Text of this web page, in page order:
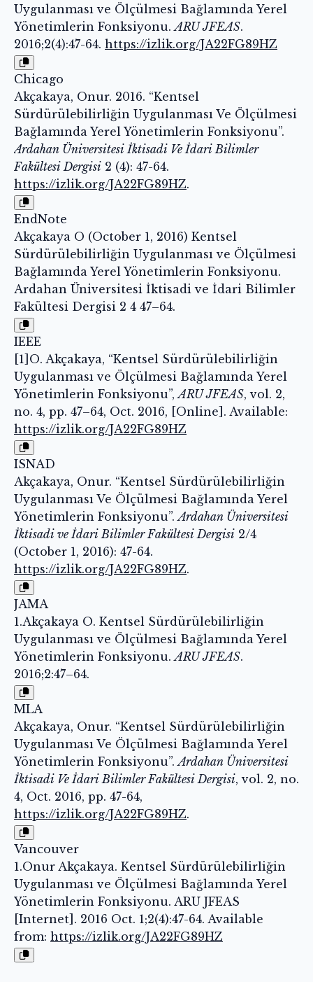
Uygulanması ve Ölçülmesi Bağlamında Yerel
Yönetimlerin Fonksiyonu.ARU JFEAS.
2016;2(4):47-64. https://izlik.org/JA22FG89HZ
Chicago
Akçakaya, Onur. 2016. “Kentsel
Sürdürülebilirliğin Uygulanması Ve Ölçülmesi
Bağlamında Yerel Yönetimlerin Fonksiyonu”.
Ardahan Üniversitesi İktisadi Ve İdari Bilimler
Fakültesi Dergisi 2 (4): 47-64.
https://izlik.org/JA22FG89HZ.
EndNote
Akçakaya O (October 1, 2016) Kentsel
Sürdürülebilirliğin Uygulanması ve Ölçülmesi
Bağlamında Yerel Yönetimlerin Fonksiyonu.
Ardahan Üniversitesi İktisadi ve İdari Bilimler
Fakültesi Dergisi 2 4 47–64.
IEEE
[1]O. Akçakaya, “Kentsel Sürdürülebilirliğin
Uygulanması ve Ölçülmesi Bağlamında Yerel
Yönetimlerin Fonksiyonu”,ARU JFEAS, vol. 2,
no. 4, pp. 47–64, Oct. 2016, [Online]. Available:
https://izlik.org/JA22FG89HZ
ISNAD
Akçakaya, Onur. “Kentsel Sürdürülebilirliğin
Uygulanması Ve Ölçülmesi Bağlamında Yerel
Yönetimlerin Fonksiyonu”.Ardahan Üniversitesi
İktisadi ve İdari Bilimler Fakültesi Dergisi 2/4
(October 1, 2016): 47-64.
https://izlik.org/JA22FG89HZ.
JAMA
1.Akçakaya O. Kentsel Sürdürülebilirliğin
Uygulanması ve Ölçülmesi Bağlamında Yerel
Yönetimlerin Fonksiyonu.ARU JFEAS.
2016;2:47–64.
MLA
Akçakaya, Onur. “Kentsel Sürdürülebilirliğin
Uygulanması Ve Ölçülmesi Bağlamında Yerel
Yönetimlerin Fonksiyonu”.Ardahan Üniversitesi
İktisadi Ve İdari Bilimler Fakültesi Dergisi, vol. 2, no.
4, Oct. 2016, pp. 47-64,
https://izlik.org/JA22FG89HZ.
Vancouver
1.Onur Akçakaya. Kentsel Sürdürülebilirliğin
Uygulanması ve Ölçülmesi Bağlamında Yerel
Yönetimlerin Fonksiyonu. ARU JFEAS
[Internet]. 2016 Oct. 1;2(4):47-64. Available
from: https://izlik.org/JA22FG89HZ